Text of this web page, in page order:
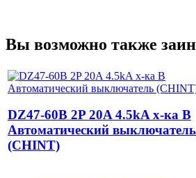
Вы возможно также
DZ47-60B 2P 20A 4.5kA х-ка B
Автоматический выключатель
(CHINT)